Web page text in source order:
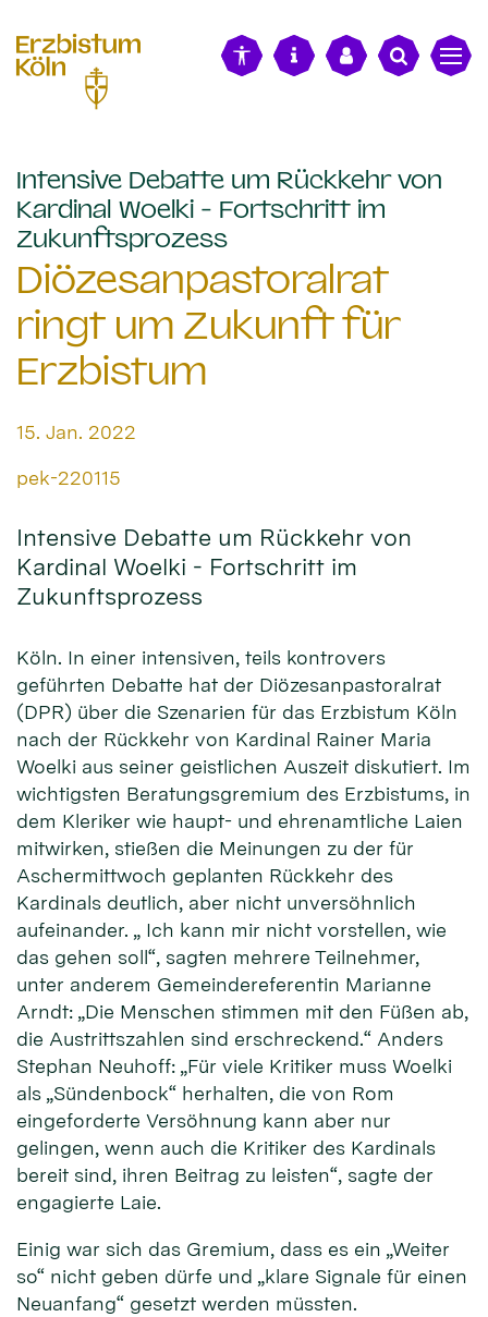
Intensive Debatte um Rückkehr von
Kardinal Woelki - Fortschritt im
Zukunftsprozess:
Diözesanpastoralrat
ringt um Zukunft für
Erzbistum
Datum:
15. Jan. 2022
Von:
pek-220115
Intensive Debatte um Rückkehr von
Kardinal Woelki - Fortschritt im
Zukunftsprozess
Köln. In einer intensiven, teils kontrovers
geführten Debatte hat der Diözesanpastoralrat
(DPR) über die Szenarien für das Erzbistum Köln
nach der Rückkehr von Kardinal Rainer Maria
Woelki aus seiner geistlichen Auszeit diskutiert. Im
wichtigsten Beratungsgremium des Erzbistums, in
dem Kleriker wie haupt- und ehrenamtliche Laien
mitwirken, stießen die Meinungen zu der für
Aschermittwoch geplanten Rückkehr des
Kardinals deutlich, aber nicht unversöhnlich
aufeinander. „ Ich kann mir nicht vorstellen, wie
das gehen soll“, sagten mehrere Teilnehmer,
unter anderem Gemeindereferentin Marianne
Arndt: „Die Menschen stimmen mit den Füßen ab,
die Austrittszahlen sind erschreckend.“ Anders
Stephan Neuhoff: „Für viele Kritiker muss Woelki
als „Sündenbock“ herhalten, die von Rom
eingeforderte Versöhnung kann aber nur
gelingen, wenn auch die Kritiker des Kardinals
bereit sind, ihren Beitrag zu leisten“, sagte der
engagierte Laie.
Einig war sich das Gremium, dass es ein „Weiter
so“ nicht geben dürfe und „klare Signale für einen
Neuanfang“ gesetzt werden müssten.